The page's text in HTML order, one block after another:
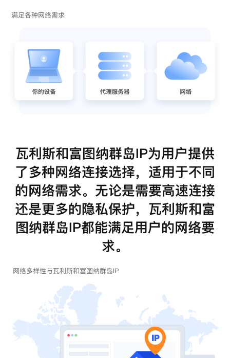
满足各种网络需求
瓦利斯和富图纳群岛IP为用户提供
了多种网络连接选择，适用于不同
的网络需求。无论是需要高速连接
还是更多的隐私保护，瓦利斯和富
图纳群岛IP都能满足用户的网络要
求。
网络多样性与瓦利斯和富图纳群岛IP